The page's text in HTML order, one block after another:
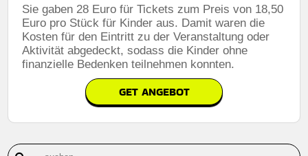
Sie gaben 28 Euro für Tickets zum Preis von 18,50
Euro pro Stück für Kinder aus. Damit waren die
Kosten für den Eintritt zu der Veranstaltung oder
Aktivität abgedeckt, sodass die Kinder ohne
finanzielle Bedenken teilnehmen konnten.
GET ANGEBOT